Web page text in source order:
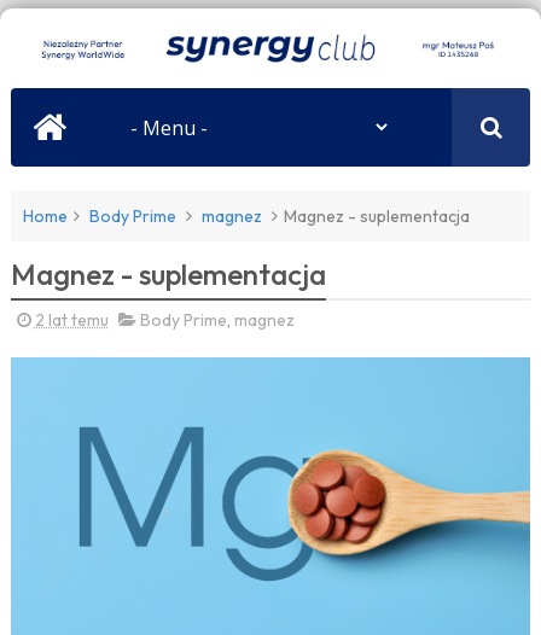
Home Body Prime magnez Magnez - suplementacja
Magnez - suplementacja
2 lat temu Body Prime, magnez